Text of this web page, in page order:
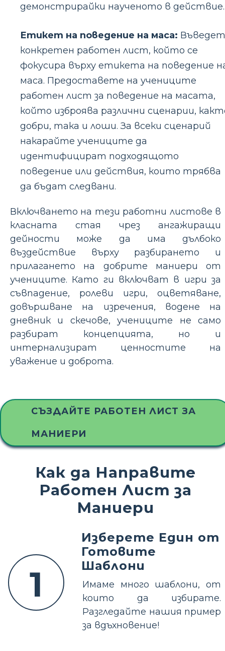
демонстрирайки наученото в действие.
Етикет на поведение на маса:
конкретен работен лист, който се
фокусира върху етикета на поведение
маса. Предоставете на учениците
работен лист за поведение на масата,
който изброява различни сценарии,
добри, така и лоши. За всеки сценарий
накарайте учениците да
идентифицират подходящото
поведение или действия, които трябва
да бъдат следвани.
Включването на тези работни листове в
класната стая чрез ангажиращи
дейности може да има дълбоко
въздействие върху разбирането и
прилагането на добрите маниери от
учениците. Като ги включват в игри за
съвпадение, ролеви игри, оцветяване,
довършване на изречения, водене на
дневник и скечове, учениците не само
разбират концепцията, но и
интернализират ценностите на
уважение и доброта.
СЪЗДАЙТЕ РАБОТЕН ЛИСТ ЗА
МАНИЕРИ
Как да Направите
Работен Лист за
Маниери
1
Изберете Един от
Готовите
Шаблони
Имаме много шаблони, от
които да избирате.
Разгледайте нашия пример
за вдъхновение!